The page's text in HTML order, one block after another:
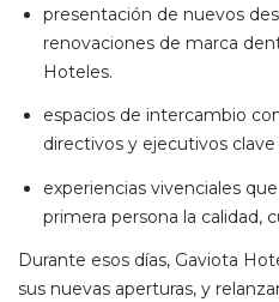
presentación de nuevos
renovaciones de marca
Hoteles.
espacios de intercambio
directivos y ejecutivos clave
experiencias vivenciales
primera persona la calidad,
Durante esos días, Gaviota
sus nuevas aperturas, y